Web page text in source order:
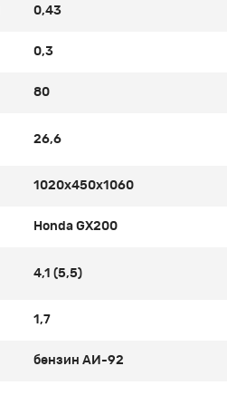
0,43
0,3
80
26,6
1020x450x1060
Honda GX200
4,1 (5,5)
1,7
бензин АИ-92